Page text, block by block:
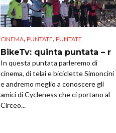
CINEMA, PUNTATE, PUNTATE
BikeTv: quinta puntata – r
In questa puntata parleremo di
cinema, di telai e biciclette Simoncini
e andremo meglio a conoscere gli
amici di Cycleness che ci portano al
Circeo...